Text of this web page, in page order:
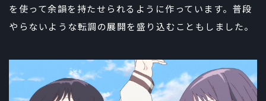
を使って余韻を持たせられるように作っています。普段
やらないような転調の展開を盛り込むこともしました。